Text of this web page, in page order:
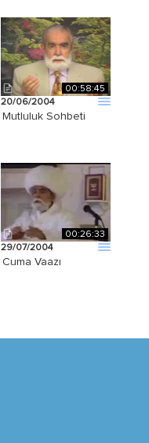
00:58:45
20/06/2004
Mutluluk Sohbeti
00:26:33
29/07/2004
Cuma Vaazı